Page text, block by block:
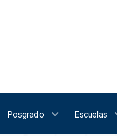
Posgrado Escuelas